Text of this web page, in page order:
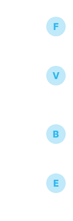
F
V
B
E